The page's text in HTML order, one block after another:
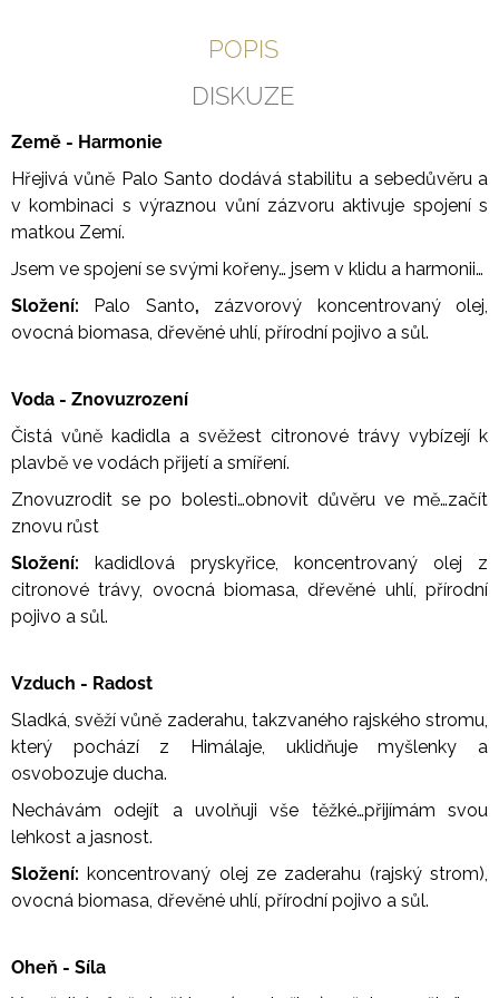
POPIS
DISKUZE
Země - Harmonie
Hřejivá vůně Palo Santo dodává stabilitu a sebedůvěru a
v kombinaci s výraznou vůní zázvoru aktivuje spojení s
matkou Zemí.
Jsem ve spojení se svými kořeny… jsem v klidu a harmonii…
Složení: Palo Santo, zázvorový koncentrovaný olej,
ovocná biomasa, dřevěné uhlí, přírodní pojivo a sůl.
Voda - Znovuzrození
Čistá vůně kadidla a svěžest citronové trávy vybízejí k
plavbě ve vodách přijetí a smíření.
Znovuzrodit se po bolesti…obnovit důvěru ve mě…začít
znovu růst
Složení: kadidlová pryskyřice, koncentrovaný olej z
citronové trávy, ovocná biomasa, dřevěné uhlí, přírodní
pojivo a sůl.
Vzduch - Radost
Sladká, svěží vůně zaderahu, takzvaného rajského stromu,
který pochází z Himálaje, uklidňuje myšlenky a
osvobozuje ducha.
Nechávám odejít a uvolňuji vše těžké…přijímám svou
lehkost a jasnost.
Složení: koncentrovaný olej ze zaderahu (rajský strom),
ovocná biomasa, dřevěné uhlí, přírodní pojivo a sůl.
Oheň - Síla